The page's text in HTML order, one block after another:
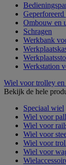
Ombouw en
Schragen
Werkbank
Werkstation
Wiel voor trolley
Bekijk de hele
Speciaal wiel
Wiel voor
Wiel voor
Wiel voor
Wiel voor
Wiel voor